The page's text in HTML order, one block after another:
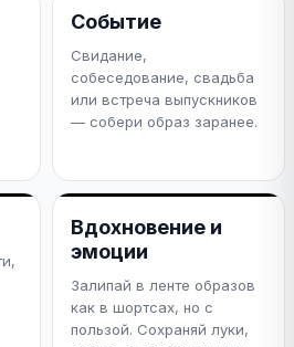
Событие
Свидание,
собеседование, свадьба
или встреча выпускников
— собери образ заранее.
Вдохновение и
эмоции
Залипай в ленте образов
как в шортсах, но с
пользой. Сохраняй луки,